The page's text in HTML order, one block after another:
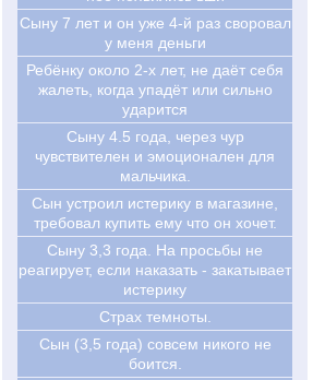
Сыну 7 лет и он уже 4-й раз своровал
у меня деньги
Ребёнку около 2-х лет, не даёт себя
жалеть, когда упадёт или сильно
ударится
Сыну 4.5 года, через чур
чувствителен и эмоционален для
мальчика.
Сын устроил истерику в магазине,
требовал купить ему что он хочет.
Сыну 3,3 года. На просьбы не
реагирует, если наказать - закатывает
истерику
Страх темноты.
Сын (3,5 года) совсем никого не
боится.